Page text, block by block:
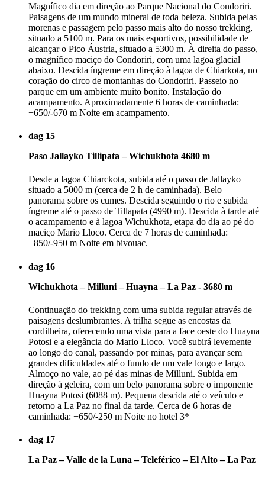
Magnífico dia em direção ao Parque Nacional do Condoriri.
Paisagens de um mundo mineral de toda beleza. Subida pelas
morenas e passagem pelo passo mais alto do nosso trekking,
situado a 5100 m. Para os mais esportivos, possibilidade de
alcançar o Pico Áustria, situado a 5300 m. À direita do passo,
o magnífico maciço do Condoriri, com uma lagoa glacial
abaixo. Descida íngreme em direção à lagoa de Chiarkota, no
coração do circo de montanhas do Condoriri. Passeio no
parque em um ambiente muito bonito. Instalação do
acampamento. Aproximadamente 6 horas de caminhada:
+650/-670 m Noite em acampamento.
dag 15
Paso Jallayko Tillipata – Wichukhota 4680 m
Desde a lagoa Chiarckota, subida até o passo de Jallayko
situado a 5000 m (cerca de 2 h de caminhada). Belo
panorama sobre os cumes. Descida seguindo o rio e subida
íngreme até o passo de Tillapata (4990 m). Descida à tarde até
o acampamento e à lagoa Wichukhota, etapa do dia ao pé do
maciço Mario Lloco. Cerca de 7 horas de caminhada:
+850/-950 m Noite em bivouac.
dag 16
Wichukhota – Milluni – Huayna – La Paz - 3680 m
Continuação do trekking com uma subida regular através de
paisagens deslumbrantes. A trilha segue as encostas da
cordilheira, oferecendo uma vista para a face oeste do Huayna
Potosi e a elegância do Mario Lloco. Você subirá levemente
ao longo do canal, passando por minas, para avançar sem
grandes dificuldades até o fundo de um vale longo e largo.
Almoço no vale, ao pé das minas de Milluni. Subida em
direção à geleira, com um belo panorama sobre o imponente
Huayna Potosi (6088 m). Pequena descida até o veículo e
retorno a La Paz no final da tarde. Cerca de 6 horas de
caminhada: +650/-250 m Noite no hotel 3*
dag 17
La Paz – Valle de la Luna – Teleférico – El Alto – La Paz